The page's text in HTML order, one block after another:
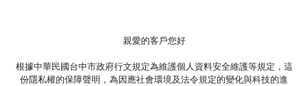
親愛的客戶您好
根據中華民國台中市政府行文規定為維護個人資料安全維護等規定，這
份隱私權的保障聲明，為因應社會環境及法令規定的變化與科技的進